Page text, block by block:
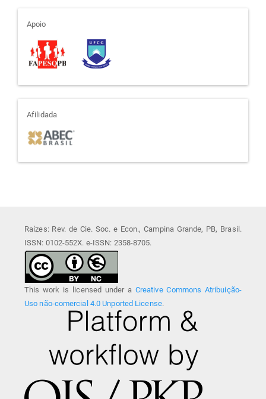
apoio
Apoio
afiliada
Afilidada
Raízes: Rev. de Cie. Soc. e Econ., Campina Grande, PB, Brasil.
ISSN: 0102-552X. e-ISSN: 2358-8705.
This work is licensed under a Creative Commons Atribuição-
Uso não-comercial 4.0 Unported License.